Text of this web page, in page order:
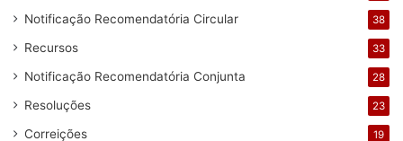
Notificação Recomendatória Circular 38
Recursos 33
Notificação Recomendatória Conjunta 28
Resoluções 23
Correições 19